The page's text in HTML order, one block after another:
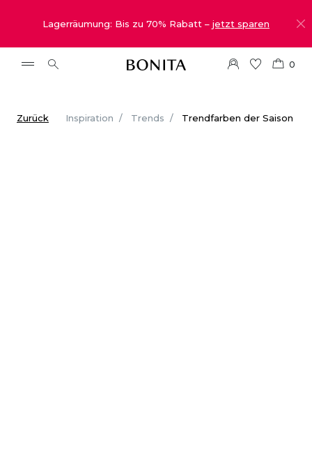
Lagerräumung: Bis zu 70% Rabatt – jetzt sparen
0
Zurück Inspiration Trends Trendfarben der Saison